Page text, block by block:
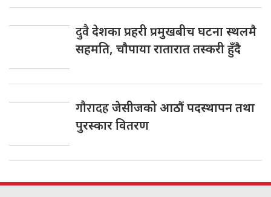
दुवैदेशका प्रहरी प्रमुखबीच घटना स्थलमै
सहमति, चाैपाया रातारात तस्करी हुँदै
गौरादहजेसीजको आठौं पदस्थापन तथा
पुरस्कार वितरण